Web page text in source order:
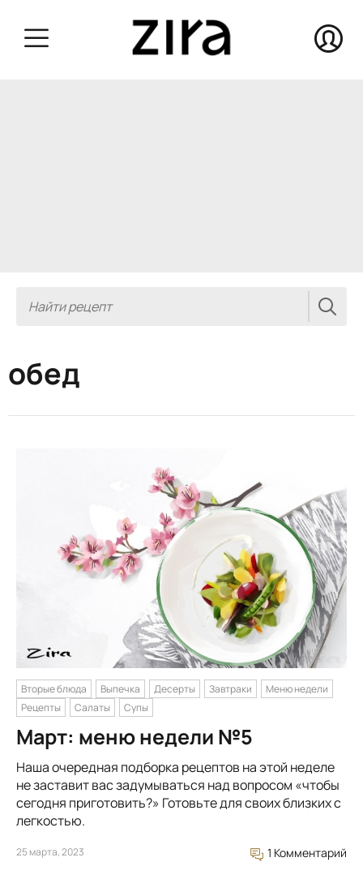
обед
Вторые блюда Выпечка Десерты Завтраки
Меню недели
Рецепты
Салаты Супы
Март: меню недели №5
Наша очередная подборка рецептов на этой неделе
не заставит вас задумываться над вопросом «чтобы
сегодня приготовить?» Готовьте для своих близких с
легкостью.
25 марта, 2023 1 Комментарий